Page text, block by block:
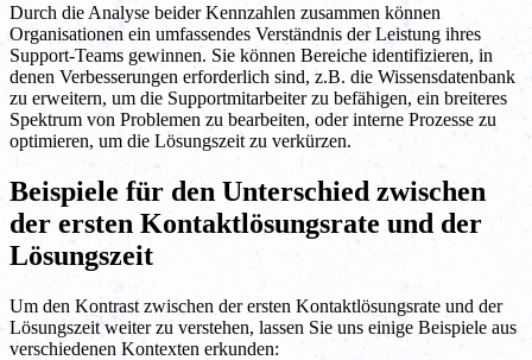
Durch die Analyse beider Kennzahlen zusammen können
Organisationen ein umfassendes Verständnis der Leistung ihres
Support-Teams gewinnen. Sie können Bereiche identifizieren, in
denen Verbesserungen erforderlich sind, z.B. die Wissensdatenbank
zu erweitern, um die Supportmitarbeiter zu befähigen, ein breiteres
Spektrum von Problemen zu bearbeiten, oder interne Prozesse zu
optimieren, um die Lösungszeit zu verkürzen.
Beispiele für den Unterschied zwischen
der ersten Kontaktlösungsrate und der
Lösungszeit
Um den Kontrast zwischen der ersten Kontaktlösungsrate und der
Lösungszeit weiter zu verstehen, lassen Sie uns einige Beispiele aus
verschiedenen Kontexten erkunden: